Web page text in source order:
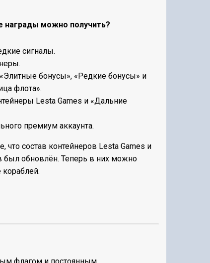
награды можно получить?
сигналы.
бонусы», «Редкие бонусы» и
флота».
Lesta Games и «Дальние
премиум аккаунта.
что состав контейнеров Lesta Games и
был обновлён. Теперь в них можно